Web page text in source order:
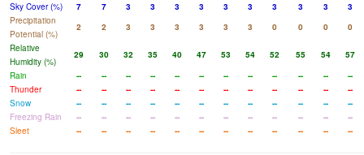
Sky Cover (%)
7 7 3 3 3 3 3 3 3 3 3
3
Precipitation
Potential (%)
2 2 3 3 3 3 3 3 0 0 0
0
Relative
Humidity (%)
29 30 32 35 40 47 53 54 52 55 54
57
Rain
-- -- -- -- -- -- -- -- -- -- --
--
Thunder
-- -- -- -- -- -- -- -- -- -- --
--
Snow
-- -- -- -- -- -- -- -- -- -- --
--
Freezing Rain
-- -- -- -- -- -- -- -- -- -- --
--
Sleet
-- -- -- -- -- -- -- -- -- -- -- --